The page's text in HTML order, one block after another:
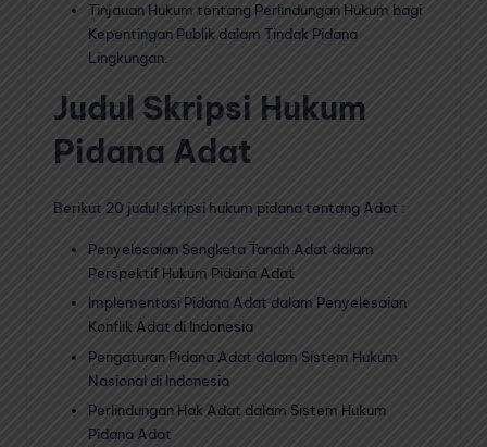
Tinjauan Hukum tentang Perlindungan Hukum bagi
Kepentingan Publik dalam Tindak Pidana
Lingkungan.
Judul Skripsi Hukum
Pidana Adat
Berikut 20 judul skripsi hukum pidana tentang Adat :
Penyelesaian Sengketa Tanah Adat dalam
Perspektif Hukum Pidana Adat
Implementasi Pidana Adat dalam Penyelesaian
Konflik Adat di Indonesia
Pengaturan Pidana Adat dalam Sistem Hukum
Nasional di Indonesia
Perlindungan Hak Adat dalam Sistem Hukum
Pidana Adat